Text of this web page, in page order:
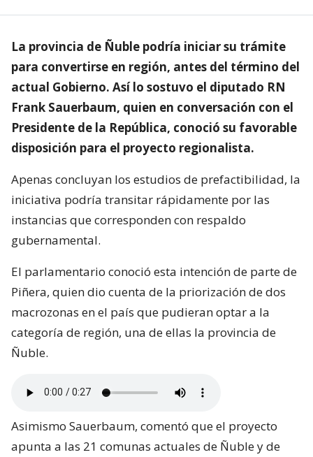
La provincia de Ñuble podría iniciar su trámite
para convertirse en región, antes del término del
actual Gobierno. Así lo sostuvo el diputado RN
Frank Sauerbaum, quien en conversación con el
Presidente de la República, conoció su favorable
disposición para el proyecto regionalista.
Apenas concluyan los estudios de prefactibilidad, la
iniciativa podría transitar rápidamente por las
instancias que corresponden con respaldo
gubernamental.
El parlamentario conoció esta intención de parte de
Piñera, quien dio cuenta de la priorización de dos
macrozonas en el país que pudieran optar a la
categoría de región, una de ellas la provincia de
Ñuble.
Asimismo Sauerbaum, comentó que el proyecto
apunta a las 21 comunas actuales de Ñuble y de